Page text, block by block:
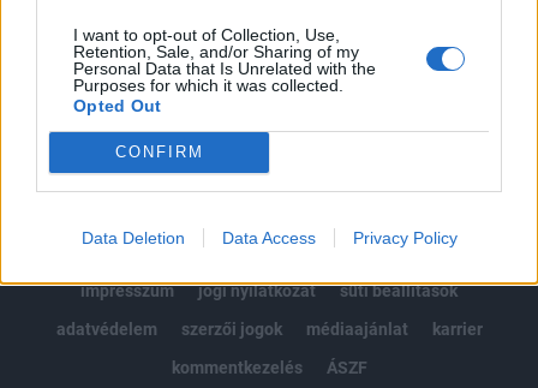
I want to opt-out of Collection, Use,
Retention, Sale, and/or Sharing of my
Personal Data that Is Unrelated with the
Purposes for which it was collected.
Opted Out
CONFIRM
Data Deletion Data Access Privacy Policy
MÁR ELŐFIZETŐNK VAGY?BEJELENTKEZÉS
impresszum
jogi nyilatkozat
süti beállítások
adatvédelem
szerzői jogok médiaajánlat
karrier
kommentkezelés
ÁSZF